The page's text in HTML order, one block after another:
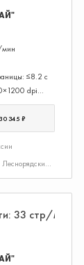
мин
≤8.2 с
dpi
печати:
345 ₽